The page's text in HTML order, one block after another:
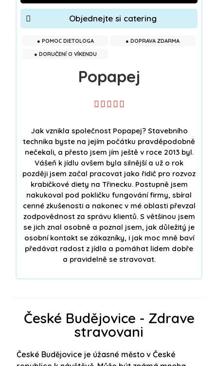
Objednejte si catering
● POMOC DIETOLOGA
● DOPRAVA ZDARMA
● DORUČENÍ O VÍKENDU
Popapej
    
Jak vznikla společnost Popapej? Stavebního
technika byste na jejím počátku pravděpodobně
nečekali, a přesto jsem jím ještě v roce 2013 byl.
Vášeň k jídlu ovšem byla silnější a už o rok
později jsem začal pracovat jako řidič pro rozvoz
krabičkové diety na Třinecku. Postupně jsem
nakukoval pod pokličku fungování firmy, sbíral
cenné zkušenosti a nakonec v mé oblasti převzal
zodpovědnost za správu klientů. S většinou jsem
se jich znal osobně a poznal jsem, jak důležitý je
osobní kontakt se zákazníky, i jak moc mně baví
předávat radost z jídla a pomáhat lidem dobře
a pravidelně se stravovat.
České Budějovice - Zdrave
stravovani
České Budějovice je úžasné město v České